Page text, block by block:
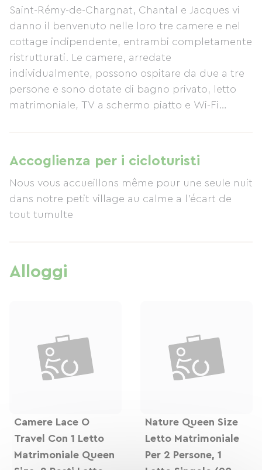
Saint-Rémy-de-Chargnat, Chantal e Jacques vi
danno il benvenuto nelle loro tre camere e nel
cottage indipendente, entrambi completamente
ristrutturati. Le camere, arredate
individualmente, possono ospitare da due a tre
persone e sono dotate di bagno privato, letto
matrimoniale, TV a schermo piatto e Wi-Fi
deposito biciclette. La colazione continentale,
preparata con prodotti fatti in casa, è inclusa nel
soggiorno.
Accoglienza per i cicloturisti
Nous vous accueillons même pour une seule nuit
dans notre petit village au calme a l'écart de
tout tumulte
Alloggi
Camere Lace O
Travel Con 1 Letto
Matrimoniale Queen
Nature Queen Size
Letto Matrimoniale
Per 2 Persone, 1